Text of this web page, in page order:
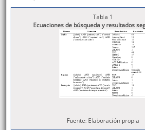
Tabla 1
Ecuaciones de búsqueda y resultados
Fuente: Elaboración propia